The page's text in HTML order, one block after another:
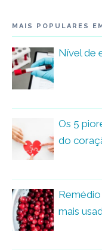
MAIS POPULARES
Nível de
Os 5
do
mais